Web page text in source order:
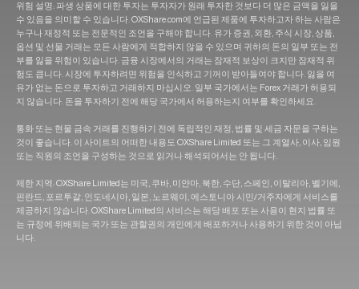
위험 설명: 파생 상품에 대한 투자는 투자자가 원래 투자한 것보다 더 많은 금액을 잃을
수 있음을 의미할 수 있습니다. OXShare.com에 언급된 제품에 투자하고자 하는 사람은
누구나 재정적 또는 전문적인 조언을 구해야 합니다. 유가 증권, 외환, 주식 시장, 상품,
옵션 및 선물 거래는 모든 사람에게 적합하지 않을 수 있으며 귀하의 돈의 일부 또는 전
부를 잃을 위험이 있습니다. 금융 시장에서의 거래는 잠재적 보상이 크지만 잠재적 위
험도 큽니다. 시장에 투자하려면 위험을 인식하고 기꺼이 받아들여야 합니다. 잃을 여
유가 없는 돈으로 투자하고 거래하지 마십시오. 일부 국가에서는 Forex 거래가 허용되
지 않습니다. 돈을 투자하기 전에 해당 국가에서 허용하는지 여부를 확인하세요.
통화 또는 현물 금속 거래를 진행하기 전에 독립적인 재정, 법률 및 세금 자문을 구하는
것이 좋습니다. 이 사이트의 어떠한 내용도 OXShare Limited 또는 그 계열사, 이사, 임원
또는 직원의 조언을 구성하는 것으로 읽거나 해석되어서는 안 됩니다.
제한 지역: OXShare Limited는 미국, 쿠바, 미얀마, 북한, 수단, 스페인, 이탈리아, 벨기에,
핀란드, 포르투갈, 인도네시아, 일본, 노르웨이, 에스토니아 시민/거주자에게 서비스를
제공하지 않습니다. OXShare Limited의 서비스는 해당 배포 또는 사용이 현지 법률 또
는 규정에 위배되는 국가 또는 관할권의 개인에게 배포하거나 사용하기 위한 것이 아닙
니다.